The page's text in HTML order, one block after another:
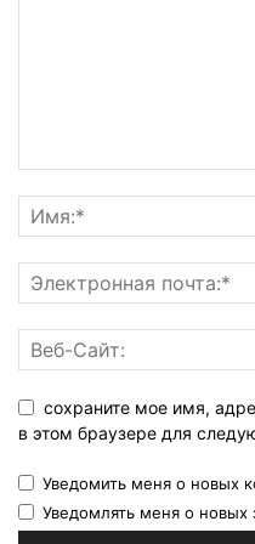
сохраните мое имя,
в этом браузере для
Уведомить меня о новых
Уведомлять меня о новых